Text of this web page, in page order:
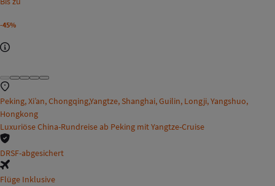
-45%
Peking, Xi’an, Chongqing,Yangtze, Shanghai, Guilin, Longji, Yangshuo,
Hongkong
Luxuriöse China-Rundreise ab Peking mit Yangtze-Cruise
DRSF-abgesichert
Flüge Inklusive